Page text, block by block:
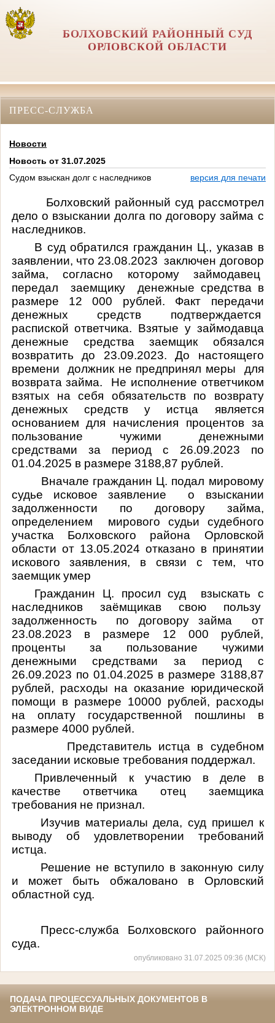
БОЛХОВСКИЙ РАЙОННЫЙ СУД
ОРЛОВCКОЙ ОБЛАСТИ
ПРЕСС-СЛУЖБА
Новости
Новость от 31.07.2025
Судом взыскан долг с наследников
версия для печати
Болховский районный суд рассмотрел
дело о взыскании долга по договору займа с
наследников.
В суд обратился гражданин Ц., указав в
заявлении, что 23.08.2023 заключен договор
займа, согласно которому займодавец
передал
заемщику
денежные средства в
размере 12 000 рублей. Факт передачи
денежных средств подтверждается
распиской ответчика. Взятые у займодавца
денежные средства заемщик обязался
возвратить до 23.09.2023. До настоящего
времени
должник не предпринял меры
для
возврата займа.
Не исполнение ответчиком
взятых на себя обязательств по возврату
денежных средств у истца является
основанием для начисления процентов за
пользование чужими денежными
средствами за период с 26.09.2023 по
01.04.2025 в размере 3188,87 рублей.
Вначале гражданин Ц. подал мировому
судье исковое заявление
о взыскании
задолженности по договору займа,
определением
мирового судьи судебного
участка Болховского района Орловской
области от 13.05.2024 отказано в принятии
искового заявления, в связи с тем, что
заемщик умер
Гражданин Ц. просил суд
взыскать с
наследников заёмщикав свою пользу
задолженность
по договору займа
от
23.08.2023 в размере 12 000 рублей,
проценты за пользование чужими
денежными средствами за период с
26.09.2023 по 01.04.2025 в размере 3188,87
рублей, расходы на оказание юридической
помощи в размере 10000 рублей, расходы
на оплату государственной пошлины в
размере 4000 рублей.
Представитель истца в судебном
заседании исковые требования поддержал.
Привлеченный к участию в деле в
качестве ответчика отец заемщика
требования не признал.
Изучив материалы дела, суд пришел к
выводу об удовлетворении требований
истца.
Решение не вступило в законную силу
и может быть обжаловано в Орловский
областной суд.
Пресс-служба Болховского районного
суда.
опубликовано 31.07.2025 09:36 (МСК)
ПОДАЧА ПРОЦЕССУАЛЬНЫХ ДОКУМЕНТОВ В
ЭЛЕКТРОННОМ ВИДЕ